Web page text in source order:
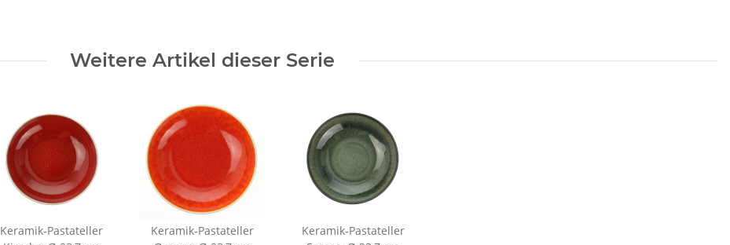
Weitere Artikel dieser Serie
Keramik-Pastateller
Keramik-Pastateller
Keramik-Pastateller